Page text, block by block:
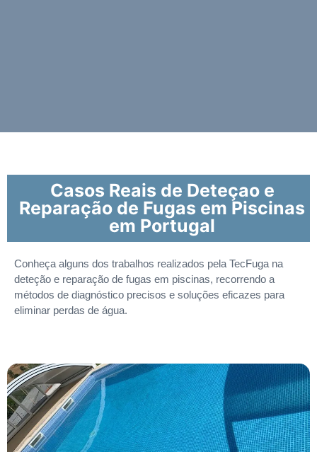
Casos Reais de Deteçao e
Reparação de Fugas em Piscinas
em Portugal
Conheça alguns dos trabalhos realizados pela TecFuga na
deteção e reparação de fugas em piscinas, recorrendo a
métodos de diagnóstico precisos e soluções eficazes para
eliminar perdas de água.